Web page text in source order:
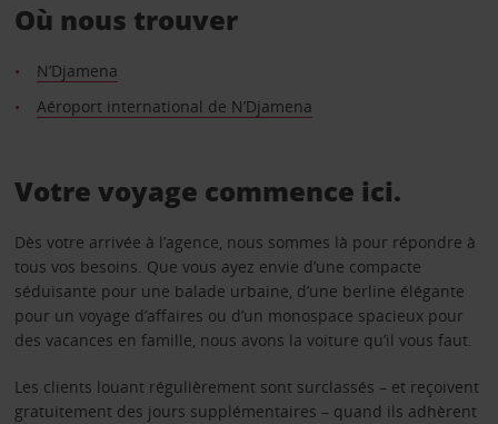
Où nous trouver
N’Djamena
Aéroport international de N’Djamena
Votre voyage commence ici.
Dès votre arrivée à l’agence, nous sommes là pour répondre à
tous vos besoins. Que vous ayez envie d’une compacte
séduisante pour une balade urbaine, d’une berline élégante
pour un voyage d’affaires ou d’un monospace spacieux pour
des vacances en famille, nous avons la voiture qu’il vous faut.
Les clients louant régulièrement sont surclassés – et reçoivent
gratuitement des jours supplémentaires – quand ils adhèrent